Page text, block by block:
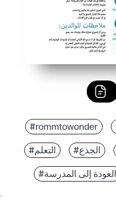
#rommtowonder
#التعلم #الجذع
#العودة إلى المدرسة